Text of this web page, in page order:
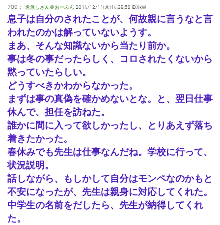
709： 名無しさん＠おーぷん 2014/12/11(木)14:38:59 ID:XkW
息子は自分のされたことが、何故親に言うなと言
われたのかは解っていないようす。
まあ、そんな知識ないから当たり前か。
事は冬の事だったらしく、コロされたくないから
黙っていたらしい。
どうすべきかわからなかった。
まずは事の真偽を確かめないとな。と、翌日仕事
休んで、担任を訪ねた。
誰かに間に入って欲しかったし、とりあえず落ち
着きたかった。
春休みでも先生は仕事なんだね。学校に行って、
状況説明。
話しながら、もしかして自分はモンペなのかもと
不安になったが、先生は親身に対応してくれた。
中学生の名前をだしたら、先生が納得してくれ
た。